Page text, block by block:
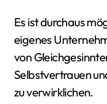
Es ist durchaus
eigenes
von
Selbstvertrauen
zu verwirklichen.